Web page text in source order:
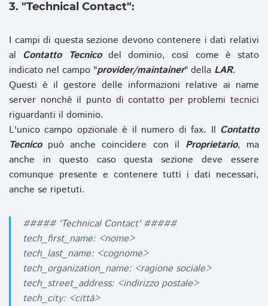
3. "Technical Contact":
I campi di questa sezione devono contenere i dati relativi
al Contatto Tecnicodel dominio, così come è stato
indicato nel campo "provider/maintainer" della LAR.
Questi è il gestore delle informazioni relative ai name
server nonchè il punto di contatto per problemi tecnici
riguardanti il dominio.
L'unico campo opzionale è il numero di fax. Il Contatto
Tecnicopuò anche coincidere con il Proprietario, ma
anche in questo caso questa sezione deve essere
comunque presente e contenere tutti i dati necessari,
anche se ripetuti.
##### 'Technical Contact' #####
tech_first_name: <nome>
tech_last_name: <cognome>
tech_organization_name: <ragione sociale>
tech_street_address: <indirizzo postale>
tech_city: <città>